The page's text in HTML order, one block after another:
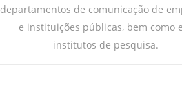
departamentos de comunicação de
e instituições públicas, bem como
institutos de pesquisa.